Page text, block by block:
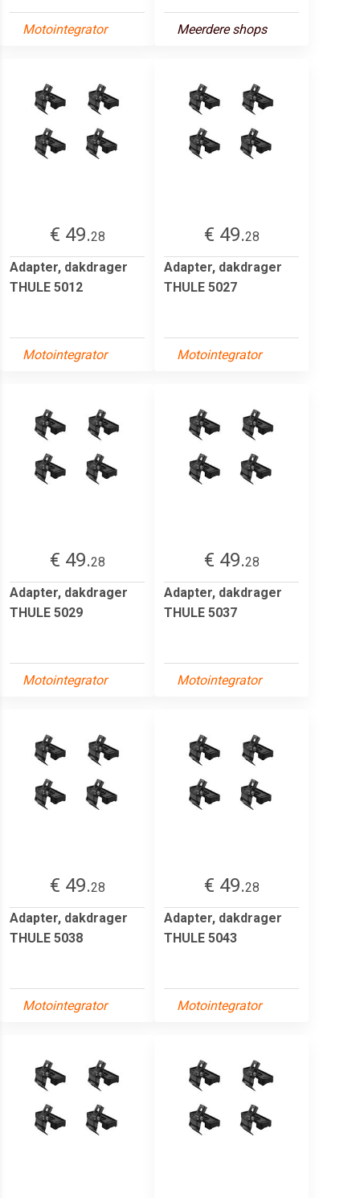
Motointegrator Meerdere shops
€ 49.28
Adapter, dakdrager
THULE 5012
Motointegrator
€ 49.28
Adapter, dakdrager
THULE 5027
Motointegrator
€ 49.28
Adapter, dakdrager
THULE 5029
Motointegrator
€ 49.28
Adapter, dakdrager
THULE 5037
Motointegrator
€ 49.28
Adapter, dakdrager
THULE 5038
Motointegrator
€ 49.28
Adapter, dakdrager
THULE 5043
Motointegrator